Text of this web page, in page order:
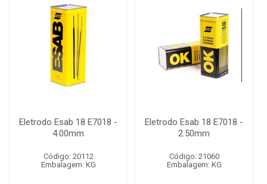
Eletrodo Esab 18 E7018 -
4.00mm
Código: 20112
Embalagem: KG
Eletrodo Esab 18 E7018 -
2.50mm
Código: 21060
Embalagem: KG